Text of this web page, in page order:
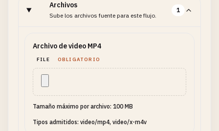
Archivos
Sube los archivos fuente para este flujo.
1
Archivo de video MP4
FILE OBLIGATORIO
Tamaño máximo por archivo: 100 MB
Tipos admitidos: video/mp4, video/x-m4v